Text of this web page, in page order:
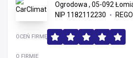
Ogrodowa , 05-092
NIP 1182112230
O FIRMIE
OCEŃ FIRMĘ